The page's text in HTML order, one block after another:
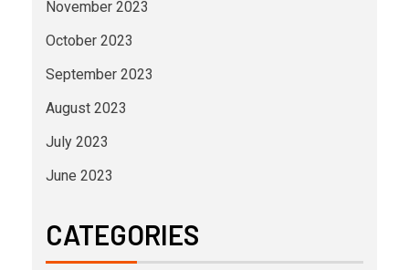
November 2023
October 2023
September 2023
August 2023
July 2023
June 2023
CATEGORIES